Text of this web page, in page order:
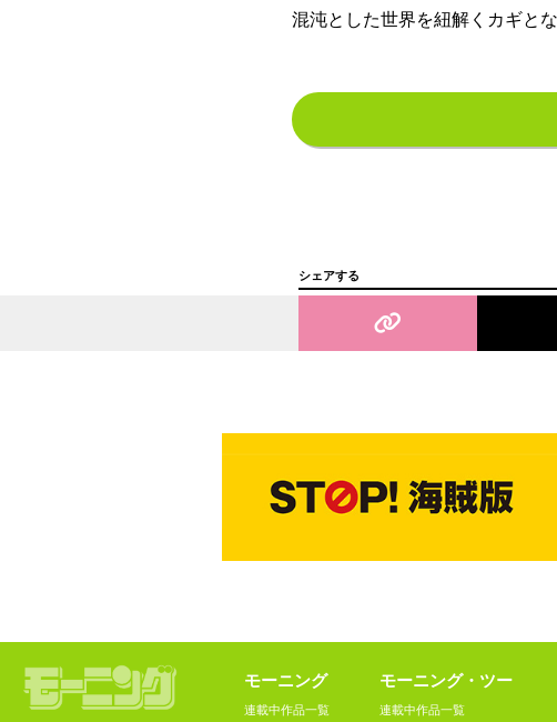
混沌とした世界を紐解くカギと
シェアする
モーニング
連載中作品一覧
モーニング・ツー
連載中作品一覧